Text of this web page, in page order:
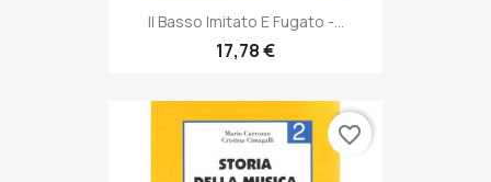
Il Basso Imitato E Fugato -...
17,78 €
favorite_border